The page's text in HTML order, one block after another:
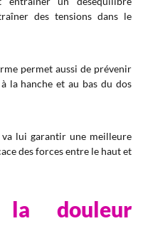
des tensions dans le
permet aussi de prévenir
la hanche et au bas du dos
lui garantir une meilleure
des forces entre le haut et
la douleur